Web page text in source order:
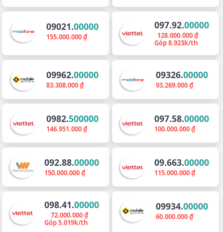
09021.00000
155.000.000 ₫
097.92.00000
128.000.000 ₫
Góp 8.923k/th
09962.00000
83.308.000 ₫
09326.00000
93.269.000 ₫
0982.500000
146.951.000 ₫
097.58.00000
100.000.000 ₫
092.88.00000
150.000.000 ₫
09.663.00000
115.000.000 ₫
098.41.00000
72.000.000 ₫
Góp 5.019k/th
09934.00000
60.000.000 ₫